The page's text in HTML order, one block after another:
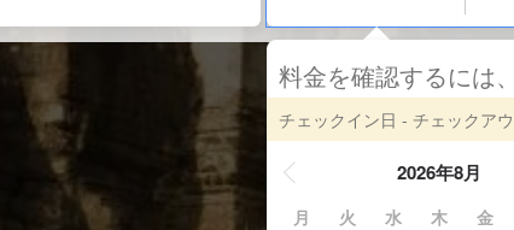
料金を確認するには
チェックイン日 - チェックア
2026年8月
月 火 水 木 金